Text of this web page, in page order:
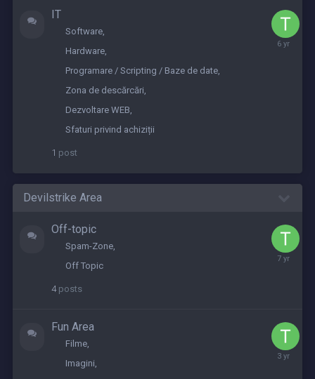
IT
Software
Hardware
Programare / Scripting / Baze de date
Zona de descărcări
Dezvoltare WEB
Sfaturi privind achiziții
1 post
August
Devilstrike Area
Off-topic
Spam-Zone
Off Topic
4 posts
May
Fun Area
Filme
Imagini
May